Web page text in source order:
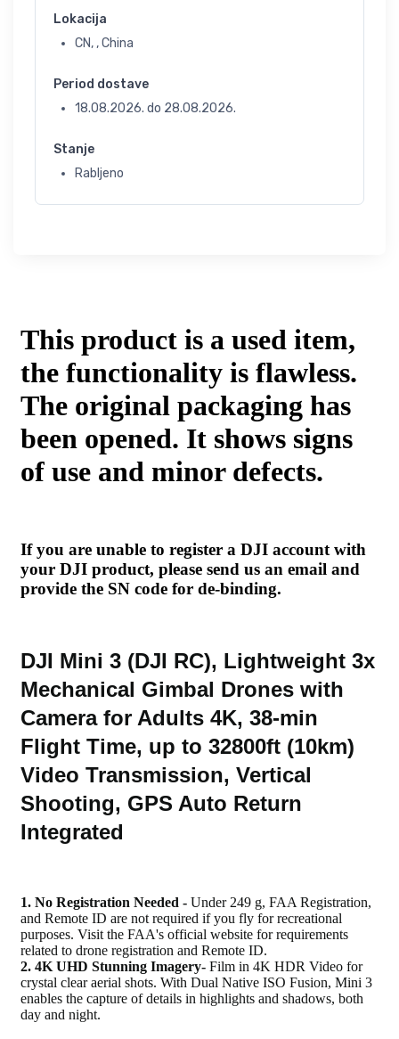
Lokacija
CN, , China
Period dostave
18.08.2026. do 28.08.2026.
Stanje
Rabljeno